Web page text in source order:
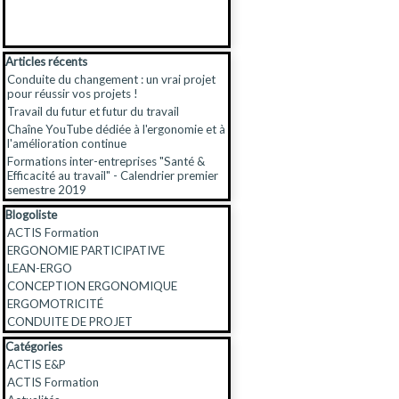
Sauter le bloc Articles récents
Articles récents
Conduite du changement : un vrai projet
pour réussir vos projets !
Travail du futur et futur du travail
Chaîne YouTube dédiée à l'ergonomie et à
l'amélioration continue
Formations inter-entreprises "Santé &
Efficacité au travail" - Calendrier premier
semestre 2019
Sauter le bloc Blogoliste
Blogoliste
ACTIS Formation
ERGONOMIE PARTICIPATIVE
LEAN-ERGO
CONCEPTION ERGONOMIQUE
ERGOMOTRICITÉ
CONDUITE DE PROJET
Sauter le bloc Catégories
Catégories
ACTIS E&P
ACTIS Formation